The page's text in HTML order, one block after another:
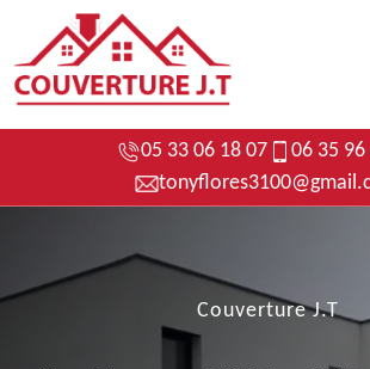
05 33 06 18 07
06 35 96
Couverture J.T